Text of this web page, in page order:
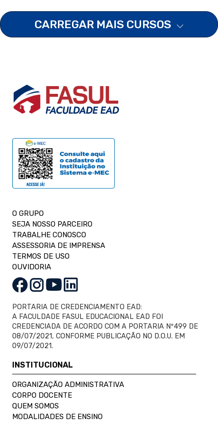
CARREGAR MAIS CURSOS
O GRUPO
SEJA NOSSO PARCEIRO
TRABALHE CONOSCO
ASSESSORIA DE IMPRENSA
TERMOS DE USO
OUVIDORIA
PORTARIA DE CREDENCIAMENTO EAD:
A FACULDADE FASUL EDUCACIONAL EAD FOI
CREDENCIADA DE ACORDO COM A PORTARIA Nº499 DE
08/07/2021, CONFORME PUBLICAÇÃO NO D.O.U. EM
09/07/2021.
INSTITUCIONAL
ORGANIZAÇÃO ADMINISTRATIVA
CORPO DOCENTE
QUEM SOMOS
MODALIDADES DE ENSINO